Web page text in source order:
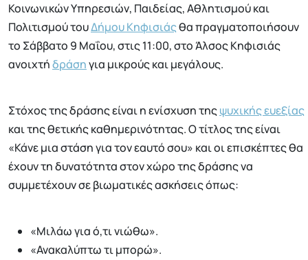
Κοινωνικών Υπηρεσιών, Παιδείας, Αθλητισμού και
Πολιτισμού τουΔήμου Κηφισιάςθα πραγματοποιήσουν
το Σάββατο 9 Μαΐου, στις 11:00, στο Άλσος Κηφισιάς
ανοιχτήδράσηγια μικρούς και μεγάλους.
Στόχος της δράσης είναι η ενίσχυση τηςψυχικής ευεξίας
και της θετικής καθημερινότητας. Ο τίτλος της είναι
«Κάνε μια στάση για τον εαυτό σου» και οι επισκέπτες θα
έχουν τη δυνατότητα στον χώρο της δράσης να
συμμετέχουν σε βιωματικές ασκήσεις όπως:
«Μιλάω για ό,τι νιώθω».
«Ανακαλύπτω τι μπορώ».